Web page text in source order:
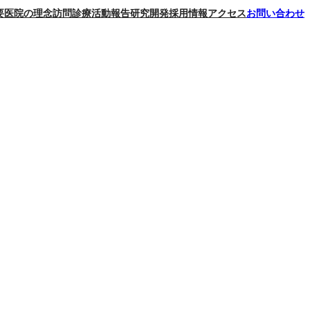
医院の理念訪問診療活動報告研究開発採用情報アクセスお問い合わせ